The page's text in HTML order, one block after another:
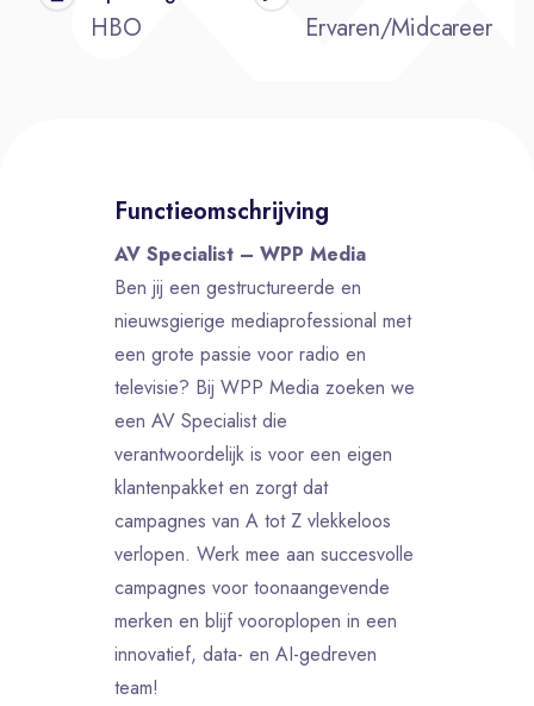
HBO Ervaren/Midcareer
Functieomschrijving
AV Specialist – WPP Media
Ben jij een gestructureerde en
nieuwsgierige mediaprofessional met
een grote passie voor radio en
televisie? Bij WPP Media zoeken we
een AV Specialist die
verantwoordelijk is voor een eigen
klantenpakket en zorgt dat
campagnes van A tot Z vlekkeloos
verlopen. Werk mee aan succesvolle
campagnes voor toonaangevende
merken en blijf vooroplopen in een
innovatief, data- en AI-gedreven
team!